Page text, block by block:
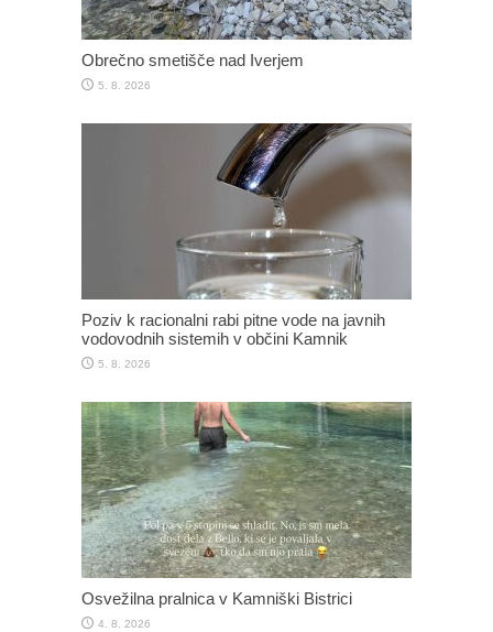
Obrečno smetišče nad Iverjem
5. 8. 2026
Poziv k racionalni rabi pitne vode na javnih
vodovodnih sistemih v občini Kamnik
5. 8. 2026
Osvežilna pralnica v Kamniški Bistrici
4. 8. 2026